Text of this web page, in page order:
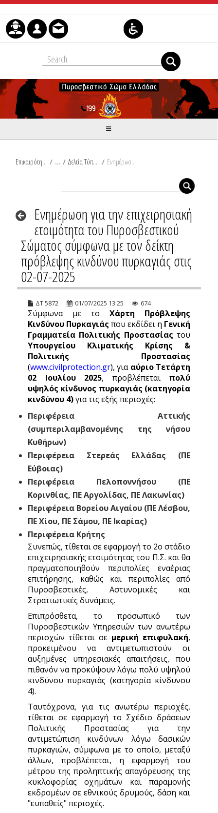
Μετάβαση στο περιεχόμενο
Επικαιρότητα / Δελτία Τύπου / Ενημέρωση για την επιχειρησιακή ετοιμότητα του Πυροσβεστικού Σώματος σύμφωνα με τον δείκτη πρόβλεψης κινδύνου πυρκαγιάς στις 02-07-2025
Ενημέρωση για την επιχειρησιακή
ετοιμότητα του Πυροσβεστικού
Σώματος σύμφωνα με τον δείκτη
πρόβλεψης κινδύνου πυρκαγιάς στις
02-07-2025
ΔΤ 5872 01/07/2025 13:25 674
Σύμφωνα με το Χάρτη Πρόβλεψης
Κινδύνου Πυρκαγιάς που εκδίδει η Γενική
Γραμματεία Πολιτικής Προστασίας του
Υπουργείου Κλιματικής Κρίσης &
Πολιτικής Προστασίας
(www.civilprotection.gr), για αύριο Τετάρτη
02 Ιουλίου 2025, προβλέπεται πολύ
υψηλός κίνδυνος πυρκαγιάς (κατηγορία
κινδύνου 4)για τις εξής περιοχές:
Περιφέρεια Αττικής
(συμπεριλαμβανομένης της νήσου
Κυθήρων)
Περιφέρεια Στερεάς Ελλάδας (ΠΕ
Εύβοιας)
Περιφέρεια Πελοποννήσου (ΠΕ
Κορινθίας, ΠΕ Αργολίδας, ΠΕ Λακωνίας)
Περιφέρεια Βορείου Αιγαίου (ΠΕ Λέσβου,
ΠΕ Χίου, ΠΕ Σάμου, ΠΕ Ικαρίας)
Περιφέρεια Κρήτης
Συνεπώς, τίθεται σε εφαρμογή το 2ο στάδιο
επιχειρησιακής ετοιμότητας του Π.Σ. και θα
πραγματοποιηθούν περιπολίες εναέριας
επιτήρησης, καθώς και περιπολίες από
Πυροσβεστικές, Αστυνομικές και
Στρατιωτικές δυνάμεις.
Επιπρόσθετα, το προσωπικό των
Πυροσβεστικών Υπηρεσιών των ανωτέρω
περιοχών τίθεται σε μερική επιφυλακή,
προκειμένου να αντιμετωπιστούν οι
αυξημένες υπηρεσιακές απαιτήσεις, που
πιθανόν να προκύψουν λόγω πολύ υψηλού
κινδύνου πυρκαγιάς (κατηγορία κίνδυνου
4).
Ταυτόχρονα, για τις ανωτέρω περιοχές,
τίθεται σε εφαρμογή το Σχέδιο δράσεων
Πολιτικής Προστασίας για την
αντιμετώπιση κινδύνων λόγω δασικών
πυρκαγιών, σύμφωνα με το οποίο, μεταξύ
άλλων, προβλέπεται, η εφαρμογή του
μέτρου της προληπτικής απαγόρευσης της
κυκλοφορίας οχημάτων και παραμονής
εκδρομέων σε εθνικούς δρυμούς, δάση και
"ευπαθείς" περιοχές.